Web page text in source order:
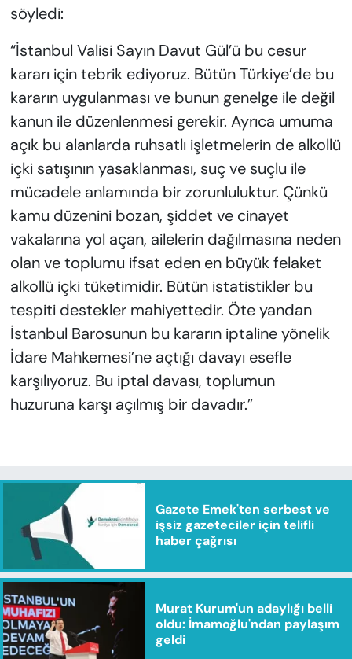
söyledi:
“İstanbul Valisi Sayın Davut Gül’ü bu cesur
kararı için tebrik ediyoruz. Bütün Türkiye’de bu
kararın uygulanması ve bunun genelge ile değil
kanun ile düzenlenmesi gerekir. Ayrıca umuma
açık bu alanlarda ruhsatlı işletmelerin de alkollü
içki satışının yasaklanması, suç ve suçlu ile
mücadele anlamında bir zorunluluktur. Çünkü
kamu düzenini bozan, şiddet ve cinayet
vakalarına yol açan, ailelerin dağılmasına neden
olan ve toplumu ifsat eden en büyük felaket
alkollü içki tüketimidir. Bütün istatistikler bu
tespiti destekler mahiyettedir. Öte yandan
İstanbul Barosunun bu kararın iptaline yönelik
İdare Mahkemesi’ne açtığı davayı esefle
karşılıyoruz. Bu iptal davası, toplumun
huzuruna karşı açılmış bir davadır.”
Gazete Emek'ten serbest ve
işsiz gazeteciler için telifli
haber çağrısı
Murat Kurum'un adaylığı belli
oldu: İmamoğlu'ndan paylaşım
geldi